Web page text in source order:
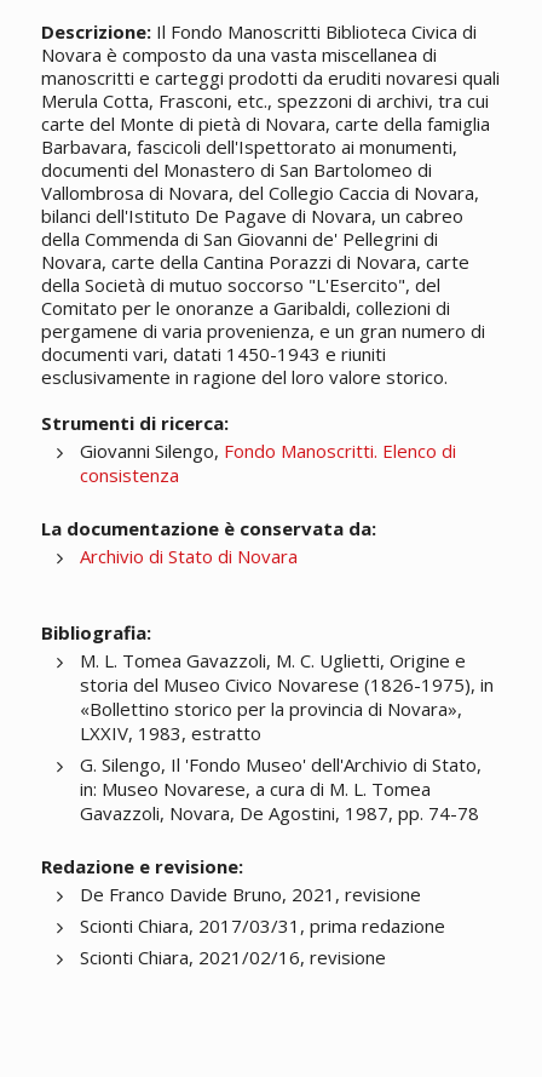
Descrizione:Il Fondo Manoscritti Biblioteca Civica di
Novara è composto da una vasta miscellanea di
manoscritti e carteggi prodotti da eruditi novaresi quali
Merula Cotta, Frasconi, etc., spezzoni di archivi, tra cui
carte del Monte di pietà di Novara, carte della famiglia
Barbavara, fascicoli dell'Ispettorato ai monumenti,
documenti del Monastero di San Bartolomeo di
Vallombrosa di Novara, del Collegio Caccia di Novara,
bilanci dell'Istituto De Pagave di Novara, un cabreo
della Commenda di San Giovanni de' Pellegrini di
Novara, carte della Cantina Porazzi di Novara, carte
della Società di mutuo soccorso "L'Esercito", del
Comitato per le onoranze a Garibaldi, collezioni di
pergamene di varia provenienza, e un gran numero di
documenti vari, datati 1450-1943 e riuniti
esclusivamente in ragione del loro valore storico.
Strumenti di ricerca:
Giovanni Silengo, Fondo Manoscritti. Elenco di
consistenza
La documentazione è conservata da:
Archivio di Stato di Novara
Bibliografia:
M. L. Tomea Gavazzoli, M. C. Uglietti, Origine e
storia del Museo Civico Novarese (1826-1975), in
«Bollettino storico per la provincia di Novara»,
LXXIV, 1983, estratto
G. Silengo, Il 'Fondo Museo' dell'Archivio di Stato,
in: Museo Novarese, a cura di M. L. Tomea
Gavazzoli, Novara, De Agostini, 1987, pp. 74-78
Redazione e revisione:
De Franco Davide Bruno, 2021, revisione
Scionti Chiara, 2017/03/31, prima redazione
Scionti Chiara, 2021/02/16, revisione